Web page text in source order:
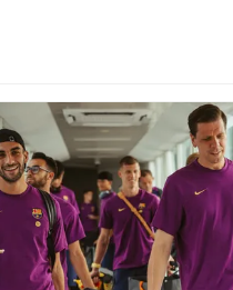
FCB Barcelona